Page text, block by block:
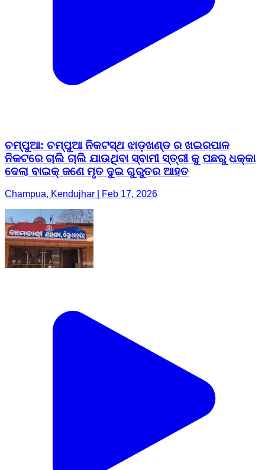
ଚମ୍ପୁଆ: ଚମ୍ପୁଆ ନିକଟସ୍ଥ ଝାଡ଼ଖଣ୍ଡ ର ଖଇରପାଳ
ନିକଟରେ ଚାଲି ଚାଲି ଯାଉଥିବା ସ୍ବାମୀ ସ୍ତ୍ରୀ କୁ ପଛରୁ ଧକ୍କା
ଦେଲା ବାଇକ୍ ଜଣେ ମୃତ ଦୁଇ ଗୁରୁତର ଆହତ
Champua, Kendujhar | Feb 17, 2026